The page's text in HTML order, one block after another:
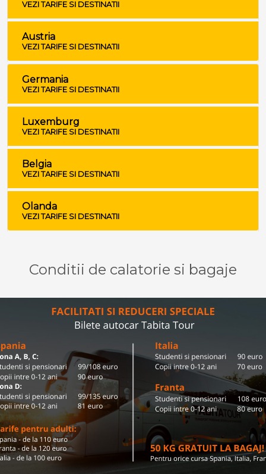
VEZI TARIFE SI DESTINATII
Austria
VEZI TARIFE SI DESTINATII
Germania
VEZI TARIFE SI DESTINATII
Luxemburg
VEZI TARIFE SI DESTINATII
Belgia
VEZI TARIFE SI DESTINATII
Olanda
VEZI TARIFE SI DESTINATII
Conditii de calatorie si bagaje